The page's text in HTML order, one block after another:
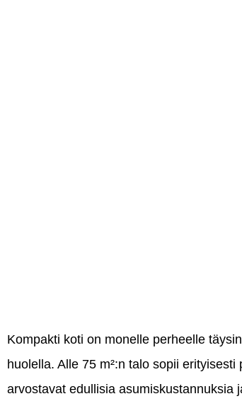
Kompakti koti on monelle perheelle
huolella. Alle 75 m²:n talo sopii
arvostavat edullisia asumiskustannuksia